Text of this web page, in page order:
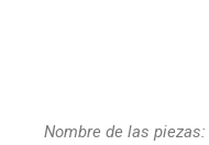
Nombre de las piezas: